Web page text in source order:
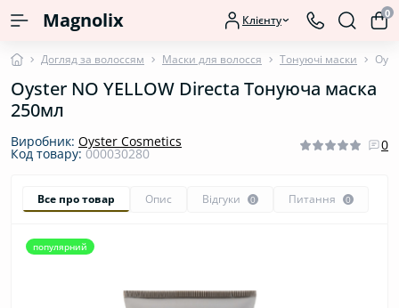
Magnolix Клієнту 0
Догляд за волоссям Маски для волосся Тонуючі маски
Oyster NO YELLOW Directa Тонуюча маска
250мл
Виробник: Oyster Cosmetics
Код товару:000030280
0
Все про товар Опис Відгуки 0 Питання 0
популярний